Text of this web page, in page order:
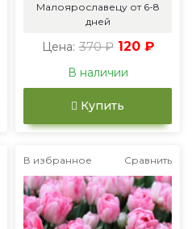
Малоярославецу от 6-8
дней
Цена: 370 ₽ 120 ₽
В наличии
Купить
В избранное Сравнить